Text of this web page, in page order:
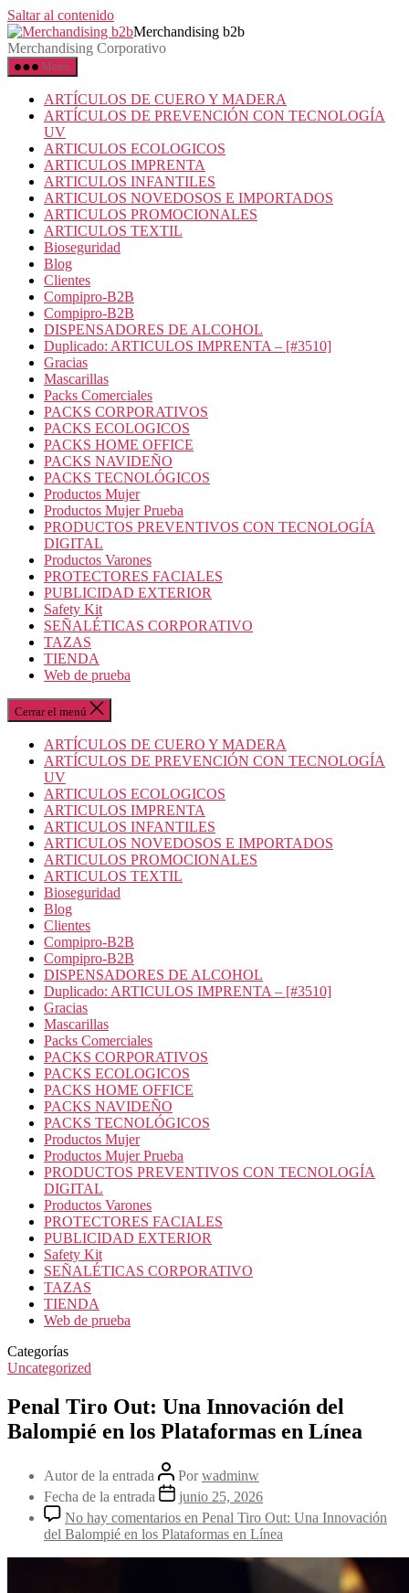
Saltar al contenido
Merchandising b2b
Merchandising Corporativo
Menú
ARTÍCULOS DE CUERO Y MADERA
ARTÍCULOS DE PREVENCIÓN CON TECNOLOGÍA
UV
ARTICULOS ECOLOGICOS
ARTICULOS IMPRENTA
ARTICULOS INFANTILES
ARTICULOS NOVEDOSOS E IMPORTADOS
ARTICULOS PROMOCIONALES
ARTICULOS TEXTIL
Bioseguridad
Blog
Clientes
Compipro-B2B
Compipro-B2B
DISPENSADORES DE ALCOHOL
Duplicado: ARTICULOS IMPRENTA – [#3510]
Gracias
Mascarillas
Packs Comerciales
PACKS CORPORATIVOS
PACKS ECOLOGICOS
PACKS HOME OFFICE
PACKS NAVIDEÑO
PACKS TECNOLÓGICOS
Productos Mujer
Productos Mujer Prueba
PRODUCTOS PREVENTIVOS CON TECNOLOGÍA
DIGITAL
Productos Varones
PROTECTORES FACIALES
PUBLICIDAD EXTERIOR
Safety Kit
SEÑALÉTICAS CORPORATIVO
TAZAS
TIENDA
Web de prueba
Cerrar el menú
ARTÍCULOS DE CUERO Y MADERA
ARTÍCULOS DE PREVENCIÓN CON TECNOLOGÍA
UV
ARTICULOS ECOLOGICOS
ARTICULOS IMPRENTA
ARTICULOS INFANTILES
ARTICULOS NOVEDOSOS E IMPORTADOS
ARTICULOS PROMOCIONALES
ARTICULOS TEXTIL
Bioseguridad
Blog
Clientes
Compipro-B2B
Compipro-B2B
DISPENSADORES DE ALCOHOL
Duplicado: ARTICULOS IMPRENTA – [#3510]
Gracias
Mascarillas
Packs Comerciales
PACKS CORPORATIVOS
PACKS ECOLOGICOS
PACKS HOME OFFICE
PACKS NAVIDEÑO
PACKS TECNOLÓGICOS
Productos Mujer
Productos Mujer Prueba
PRODUCTOS PREVENTIVOS CON TECNOLOGÍA
DIGITAL
Productos Varones
PROTECTORES FACIALES
PUBLICIDAD EXTERIOR
Safety Kit
SEÑALÉTICAS CORPORATIVO
TAZAS
TIENDA
Web de prueba
Categorías
Uncategorized
Penal Tiro Out: Una Innovación del
Balompié en los Plataformas en Línea
Autor de la entrada Porwadminw
Fecha de la entrada
junio 25, 2026
No hay comentarios en Penal Tiro Out: Una Innovación
del Balompié en los Plataformas en Línea